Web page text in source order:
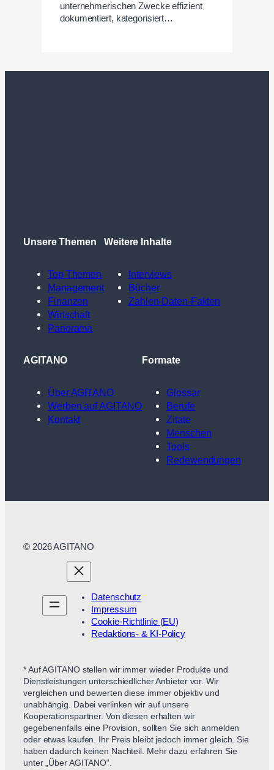
unternehmerischen Zwecke effizient
dokumentiert, kategorisiert…
Unsere Themen
Top Themen
Management
Finanzen
Wirtschaft
Panorama
Weitere Inhalte
Interviews
Bücher
Zahlen-Daten-Fakten
AGITANO
Über AGITANO
Werben auf AGITANO
Kontakt
Formate
Glossar
Berufe
Zitate
Menschen
Tools
Redewendungen
© 2026 AGITANO
Datenschutz
Impressum
Cookie-Richtlinie (EU)
Redaktions- & KI-Policy
* Auf AGITANO stellen wir immer wieder Produkte und
Dienstleistungen unterschiedlicher Anbieter vor. Wir
vergleichen und bewerten diese immer objektiv und
unabhängig. Dabei verlinken wir auf unsere
Kooperationspartner. Von diesen erhalten wir
gegebenenfalls eine Provision, sollten Sie sich anmelden
oder etwas kaufen. Ihr Preis bleibt jedoch immer gleich. Sie
haben dadurch keinen Nachteil. Mehr dazu erfahren Sie
unter „Über AGITANO“.